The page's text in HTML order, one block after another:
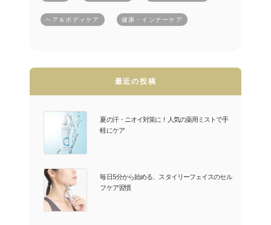
ヘア＆ボディケア 健康・インナーケア
最近の投稿
夏の汗・ニオイ対策に！人気の薬用ミストで手
軽にケア
毎日5分から始める、スタイリーフェイスのセル
フケア習慣